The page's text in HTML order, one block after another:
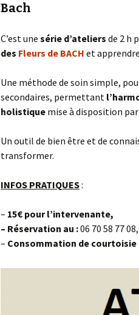
Bach
C’est une série d’ateliers de 2 h
des Fleurs de BACH et
Une méthode de soin simple,
secondaires, permettant
holistique mise à disposition par
Un outil de bien être et de
transformer.
INFOS PRATIQUES:
– 15€ pour l’intervenante,
– Réservation au :06 70 58 77 08,
– Consommation de courtoisie